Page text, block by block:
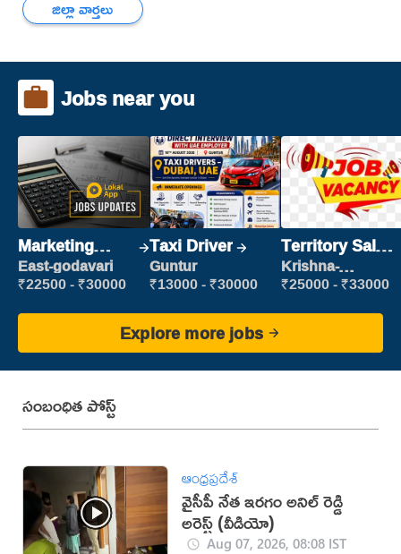
జిల్లా వార్తలు
Jobs near you
Marketing
Executive
East-godavari
₹22500 - ₹30000
Taxi Driver
Guntur
₹13000 - ₹30000
Territory Sales
Manager
Krishna-
vijayawada
₹25000 - ₹33000
Explore more jobs
సంబంధిత పోస్ట్
ఆంధ్రప్రదేశ్
వైసీపీ నేత ఇరగం అనిల్ రెడ్డి
అరెస్ట్ (వీడియో)
Aug 07, 2026, 08:08 IST